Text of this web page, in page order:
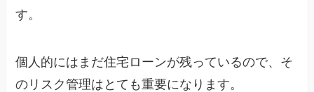
す。
個人的にはまだ住宅ローンが残っているので、そ
のリスク管理はとても重要になります。